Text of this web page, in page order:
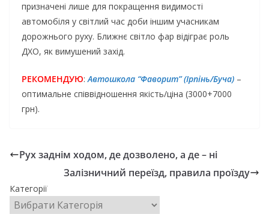
призначені лише для покращення видимості
автомобіля у світлий час доби іншим учасникам
дорожнього руху. Ближнє світло фар відіграє роль
ДХО, як вимушений захід.
РЕКОМЕНДУЮ:Автошкола “Фаворит” (Ірпінь/Буча) –
оптимальне співвідношення якість/ціна (3000+7000
грн).
Рух заднім ходом, де дозволено, а де – ні
Залізничний переїзд, правила проїзду
Категорії